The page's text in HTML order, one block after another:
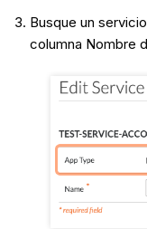
Busque un
columna Nombre